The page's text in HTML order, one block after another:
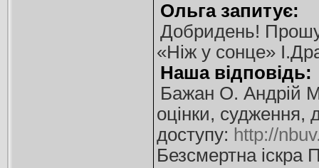
Ольга запитує:
Добридень! Прошу
«Ніж у сонце»
Наша відповідь:
Бажан О. Андрій
оцінки,
доступу: http://
Безсмертна іскра